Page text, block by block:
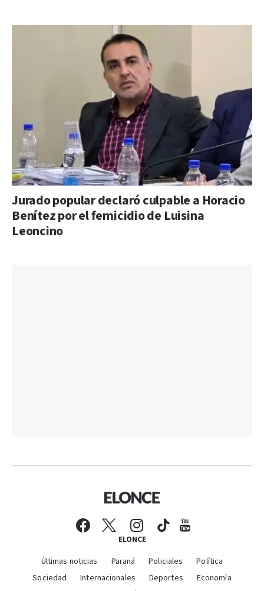
Jurado popular declaró culpable a Horacio
Benítez por el femicidio de Luisina
Leoncino
ELONCE
Últimas noticias Paraná Policiales
Política
Sociedad
Internacionales Deportes
Economía